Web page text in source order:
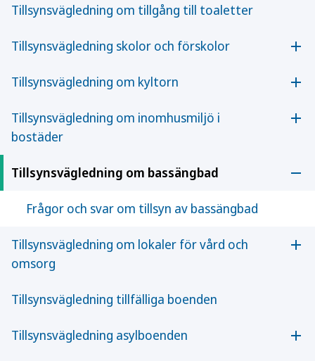
Tillsynsvägledning om tillgång till toaletter
Tillsynsvägledning skolor och förskolor
Tillsynsvägledning om kyltorn
Tillsynsvägledning om inomhusmiljö i
bostäder
Tillsynsvägledning om bassängbad
Frågor och svar om tillsyn av bassängbad
Tillsynsvägledning om lokaler för vård och
omsorg
Tillsynsvägledning tillfälliga boenden
Tillsynsvägledning asylboenden
Webbinarium om vägledningen
Folkhälsomyndigheten anordnade ett
webbinarium den 22 april 2021, där bland annat
de nya allmänna råden och vägledningen
Folkhälsomyndighetens utredare och inbjudna
Folkhälsomyndigheten. De externa deltagarna var